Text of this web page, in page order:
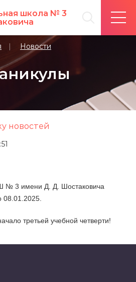
школа № 3
Новости
новостей
№ 3 имени Д. Д. Шостаковича
08.01.2025.
третьей учебной четверти!